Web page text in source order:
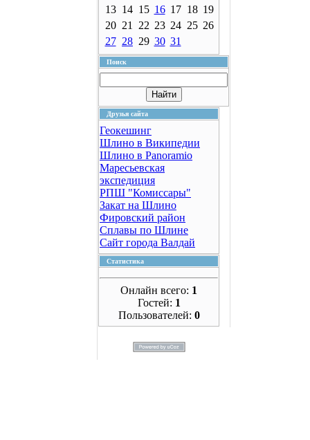
13 14 15 16 17 18 19
20 21 22 23 24 25 26
27 28 29 30 31
Поиск
Друзья сайта
Геокешинг
Шлино в Википедии
Шлино в Panoramio
Маресьевская
экспедиция
РПШ "Комиссары"
Закат на Шлино
Фировский район
Сплавы по Шлине
Сайт города Валдай
Статистика
Онлайн всего: 1
Гостей: 1
Пользователей: 0